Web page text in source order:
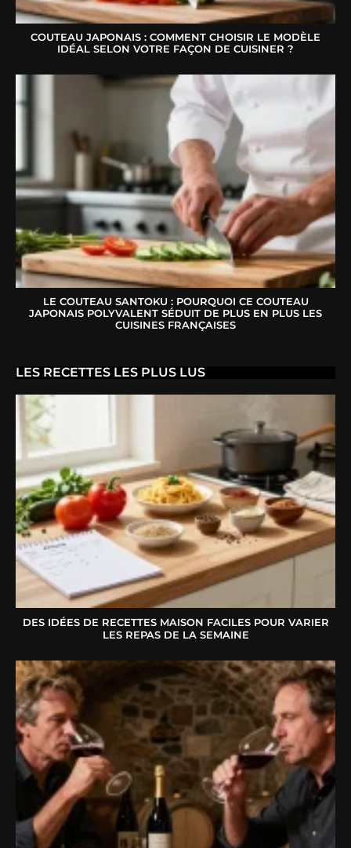
COUTEAU JAPONAIS : COMMENT CHOISIR LE MODÈLE
IDÉAL SELON VOTRE FAÇON DE CUISINER ?
LE COUTEAU SANTOKU : POURQUOI CE COUTEAU
JAPONAIS POLYVALENT SÉDUIT DE PLUS EN PLUS LES
CUISINES FRANÇAISES
LES RECETTES LES PLUS LUS
DES IDÉES DE RECETTES MAISON FACILES POUR VARIER
LES REPAS DE LA SEMAINE